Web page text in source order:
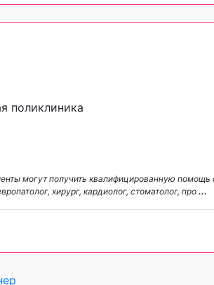
поликлиника
могут получить квалифицированную помощь
хирург, кардиолог, стоматолог, про ...